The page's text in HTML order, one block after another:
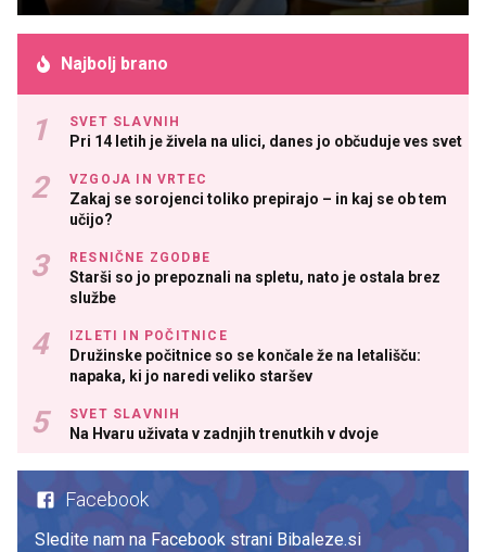
Najbolj brano
SVET SLAVNIH
Pri 14 letih je živela na ulici, danes jo občuduje ves svet
VZGOJA IN VRTEC
Zakaj se sorojenci toliko prepirajo – in kaj se ob tem
učijo?
RESNIČNE ZGODBE
Starši so jo prepoznali na spletu, nato je ostala brez
službe
IZLETI IN POČITNICE
Družinske počitnice so se končale že na letališču:
napaka, ki jo naredi veliko staršev
SVET SLAVNIH
Na Hvaru uživata v zadnjih trenutkih v dvoje
Facebook
Sledite nam na Facebook strani Bibaleze.si